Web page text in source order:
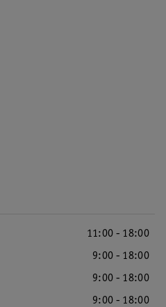
11:00 - 18:00
9:00 - 18:00
9:00 - 18:00
9:00 - 18:00